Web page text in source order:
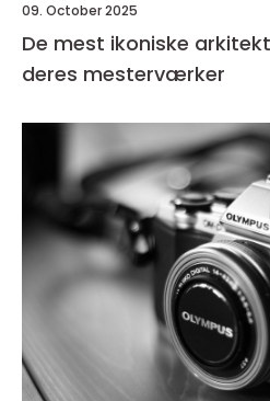
09. October 2025
De mest ikoniske
deres mesterværker